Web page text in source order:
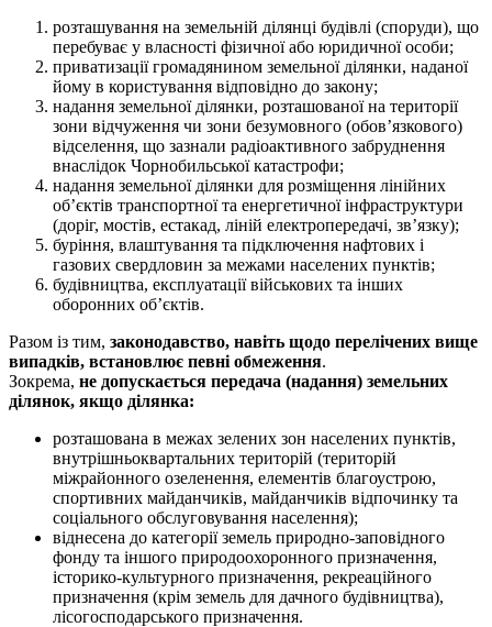
розташування на земельній ділянці будівлі (споруди), що
перебуває у власності фізичної або юридичної особи;
приватизації громадянином земельної ділянки, наданої
йому в користування відповідно до закону;
надання земельної ділянки, розташованої на території
зони відчуження чи зони безумовного (обов’язкового)
відселення, що зазнали радіоактивного забруднення
внаслідок Чорнобильської катастрофи;
надання земельної ділянки для розміщення лінійних
об’єктів транспортної та енергетичної інфраструктури
(доріг, мостів, естакад, ліній електропередачі, зв’язку);
буріння, влаштування та підключення нафтових і
газових свердловин за межами населених пунктів;
будівництва, експлуатації військових та інших
оборонних об’єктів.
Разом із тим, законодавство, навіть щодо перелічених вище
випадків, встановлює певні обмеження.
Зокрема, не допускається передача (надання) земельних
ділянок, якщо ділянка:
розташована в межах зелених зон населених пунктів,
внутрішньоквартальних територій (територій
міжрайонного озеленення, елементів благоустрою,
спортивних майданчиків, майданчиків відпочинку та
соціального обслуговування населення);
віднесена до категорії земель природно-заповідного
фонду та іншого природоохоронного призначення,
історико-культурного призначення, рекреаційного
призначення (крім земель для дачного будівництва),
лісогосподарського призначення.